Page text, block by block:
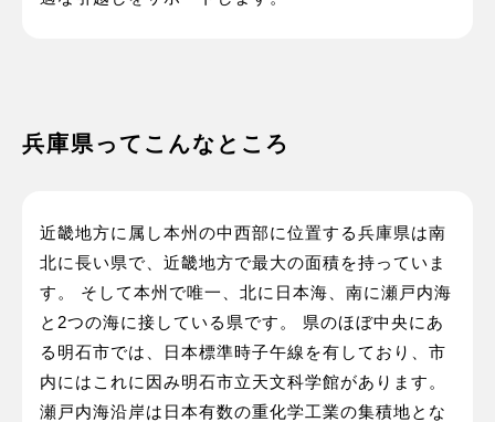
兵庫県ってこんなところ
近畿地方に属し本州の中西部に位置する兵庫県は南
北に長い県で、近畿地方で最大の面積を持っていま
す。 そして本州で唯一、北に日本海、南に瀬戸内海
と2つの海に接している県です。 県のほぼ中央にあ
る明石市では、日本標準時子午線を有しており、市
内にはこれに因み明石市立天文科学館があります。
瀬戸内海沿岸は日本有数の重化学工業の集積地とな